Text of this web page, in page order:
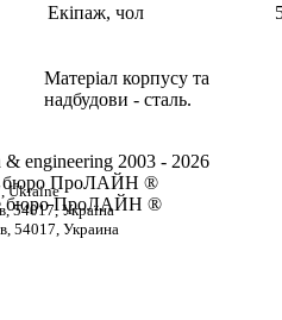
Екіпаж, чол
Матеріал корпусу та
надбудови - сталь.
engineering 2003 - 2026
бюро ПроЛАЙН ®
бюро ПроЛАЙН ®
Ukraine
54017, Україна
54017, Украина